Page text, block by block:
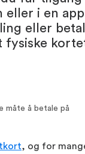
eller i en
eller
fysiske
måte å betale på
, og for